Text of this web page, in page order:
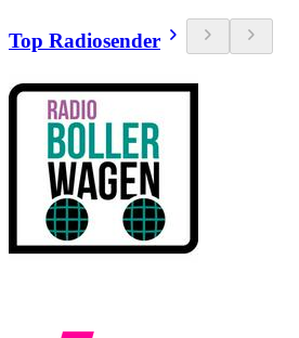
Top Radiosender